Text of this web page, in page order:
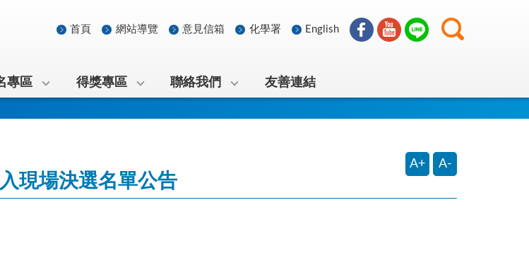
首頁 網站導覽 意見信箱 化學署 English
專區 得獎專區 聯絡我們 友善連結
A+ A-
現場決選名單公告